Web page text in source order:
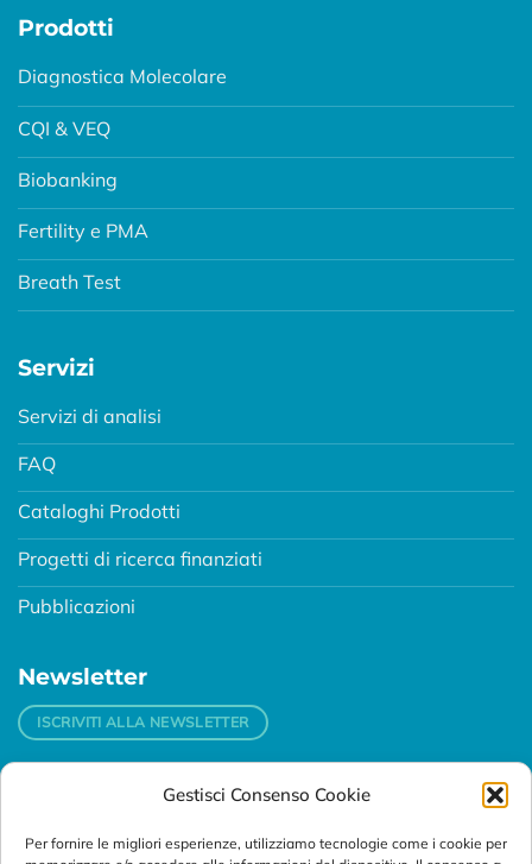
Gestisci Consenso Cookie
Per fornire le migliori esperienze, utilizziamo tecnologie come i cookie per
Prodotti
Diagnostica Molecolare
CQI & VEQ
Biobanking
Fertility e PMA
Breath Test
Servizi
Servizi di analisi
FAQ
Cataloghi Prodotti
Progetti di ricerca finanziati
Pubblicazioni
Newsletter
ISCRIVITI ALLA NEWSLETTER
Padova